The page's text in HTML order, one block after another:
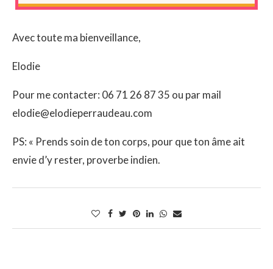
Avec toute ma bienveillance,
Elodie
Pour me contacter: 06 71 26 87 35 ou par mail
elodie@elodieperraudeau.com
PS: « Prends soin de ton corps, pour que ton âme ait
envie d’y rester, proverbe indien.